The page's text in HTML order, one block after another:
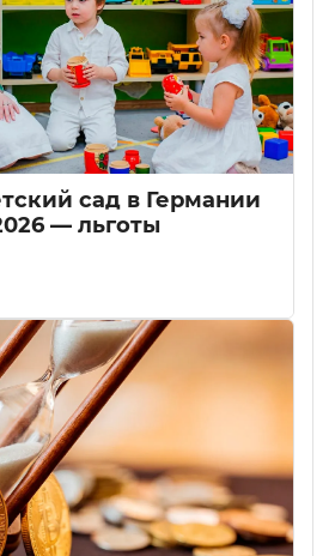
сад в Германии
— льготы